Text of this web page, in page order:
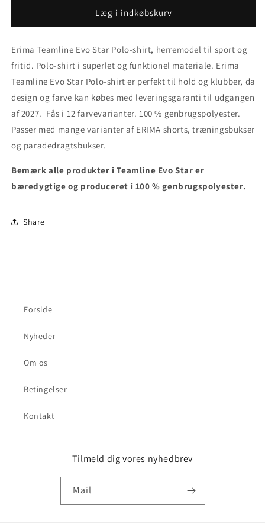
-
Teamline
Evo
Polo-
shirt
-
herremodel
8220
-
Teamline
Evo
Polo-
shirt
-
herremodel
Læg i indkøbskurv
Erima Teamline Evo Star Polo-shirt, herremodel til sport og
fritid. Polo-shirt i superlet og funktionel materiale. Erima
Teamline Evo Star Polo-shirt er perfekt til hold og klubber, da
design og farve kan købes med leveringsgaranti til udgangen
af 2027. Fås i 12 farvevarianter. 100 % genbrugspolyester.
Passer med mange varianter af ERIMA shorts, træningsbukser
og paradedragtsbukser.
Bemærk alle produkter i Teamline Evo Star er
bæredygtige og produceret i 100 % genbrugspolyester.
Share
Forside
Nyheder
Om os
Betingelser
Kontakt
Tilmeld dig vores nyhedbrev
Mail